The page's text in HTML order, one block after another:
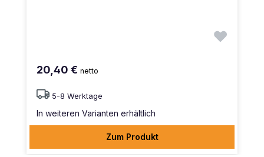
20,40 € netto
5-8 Werktage
In weiteren Varianten erhältlich
Zum Produkt